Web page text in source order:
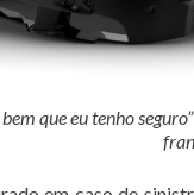
que eu tenho